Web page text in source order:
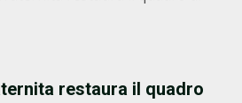
restaura il quadro